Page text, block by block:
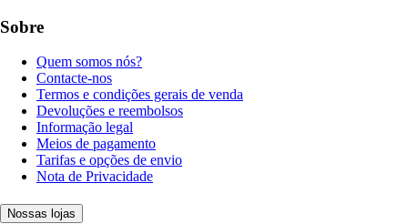
Sobre
Quem somos nós?
Contacte-nos
Termos e condições gerais de venda
Devoluções e reembolsos
Informação legal
Meios de pagamento
Tarifas e opções de envio
Nota de Privacidade
Nossas lojas